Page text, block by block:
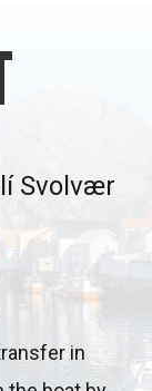
Svolvær
in